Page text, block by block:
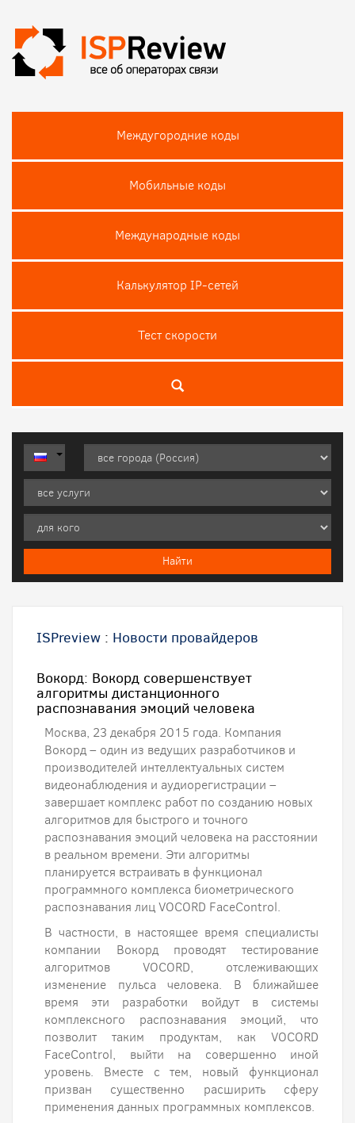
Междугородние коды
Мобильные коды
Международные коды
Калькулятор IP-сетей
Тест скороcти
ISPreview : Новости провайдеров
Вокорд: Вокорд совершенствует
алгоритмы дистанционного
распознавания эмоций человека
Москва, 23 декабря 2015 года. Компания
Вокорд – один из ведущих разработчиков и
производителей интеллектуальных систем
видеонаблюдения и аудиорегистрации –
завершает комплекс работ по созданию новых
алгоритмов для быстрого и точного
распознавания эмоций человека на расстоянии
в реальном времени. Эти алгоритмы
планируется встраивать в функционал
программного комплекса биометрического
распознавания лиц VOCORD FaceControl.
В частности, в настоящее время специалисты
компании Вокорд проводят тестирование
алгоритмов VOCORD, отслеживающих
изменение пульса человека. В ближайшее
время эти разработки войдут в системы
комплексного распознавания эмоций, что
позволит таким продуктам, как VOCORD
FaceControl, выйти на совершенно иной
уровень. Вместе с тем, новый функционал
призван существенно расширить сферу
применения данных программных комплексов.